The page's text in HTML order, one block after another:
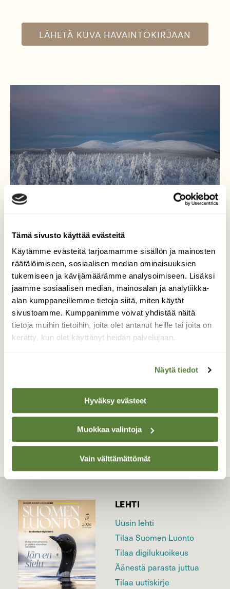
Tämä sivusto käyttää evästeitä
Käytämme evästeitä tarjoamamme sisällön ja mainosten
räätälöimiseen, sosiaalisen median ominaisuuksien
tukemiseen ja kävijämäärämme analysoimiseen. Lisäksi
jaamme sosiaalisen median, mainosalan ja analytiikka-
alan kumppaneillemme tietoja siitä, miten käytät
sivustoamme. Kumppanimme voivat yhdistää näitä
tietoja muihin tietoihin, joita olet antanut heille tai joita on
kerätty, kun olet käyttänyt heidän palvelujaan.
Näytä tiedot
Hyväksy evästeet
Muokkaa valintoja
Vain välttämättömät
LÄHETÄ KUVA HAVAINTOKIRJAAN
Kaamoksen kauneutta
Viime päivät on päivitelty Etelä-Suomen
vesisateita ja myrskyjä. Sen sijaan
pohjoisessa on mitä upein talvi väreineen ja
mystisine tykkypuineen.
TAKAISIN LISTAAN
LEHTI
Uusin lehti
Tilaa Suomen Luonto
Tilaa digilukuoikeus
Äänestä parasta juttua
Tilaa uutiskirje